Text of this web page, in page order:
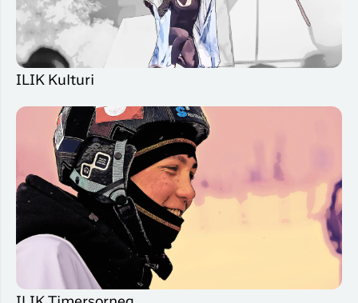
ILIK Kulturi